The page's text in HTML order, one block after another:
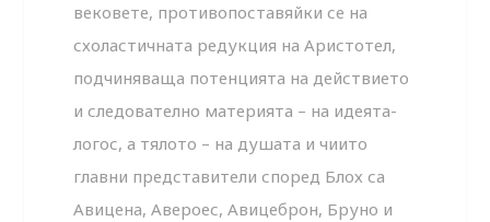
вековете, противопоставяйки се на
схоластичната редукция на Аристотел,
подчиняваща потенцията на действието
и следователно материята – на идеята-
логос, а тялото – на душата и чиито
главни представители според Блох са
Авицена, Авероес, Авицеброн, Бруно и